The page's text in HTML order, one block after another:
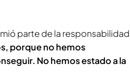
parte de la responsabilidad
porque no hemos
No hemos estado a la